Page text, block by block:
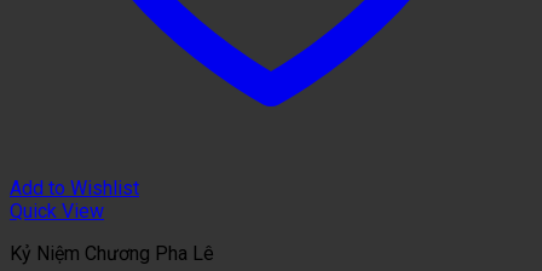
Add to Wishlist
Quick View
Kỷ Niệm Chương Pha Lê